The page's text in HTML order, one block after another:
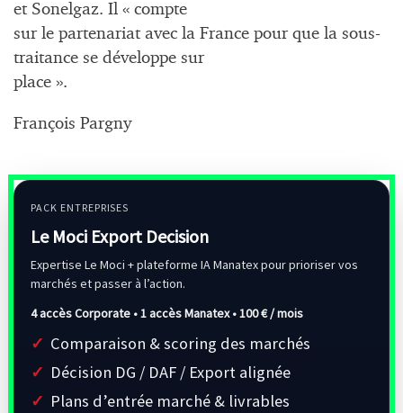
et Sonelgaz. Il « compte
sur le partenariat avec la France pour que la sous-
traitance se développe sur
place ».
François Pargny
PACK ENTREPRISES
Le Moci Export Decision
Expertise Le Moci + plateforme IA Manatex pour prioriser vos
marchés et passer à l’action.
4 accès Corporate • 1 accès Manatex •100 € / mois
Comparaison & scoring des marchés
Décision DG / DAF / Export alignée
Plans d’entrée marché & livrables